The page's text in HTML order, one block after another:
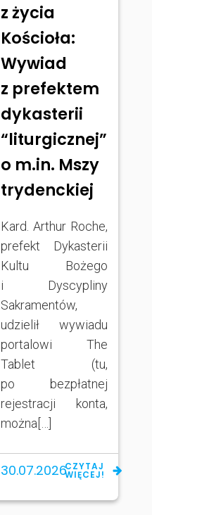
z życia
Kościoła:
Wywiad
z prefektem
dykasterii
“liturgicznej”
o m.in. Mszy
trydenckiej
Kard. Arthur Roche,
prefekt Dykasterii
Kultu Bożego
i Dyscypliny
Sakramentów,
udzielił wywiadu
portalowi The
Tablet (tu,
po bezpłatnej
rejestracji konta,
można[…]
30.07.2026CZYTAJ
WIĘCEJ!